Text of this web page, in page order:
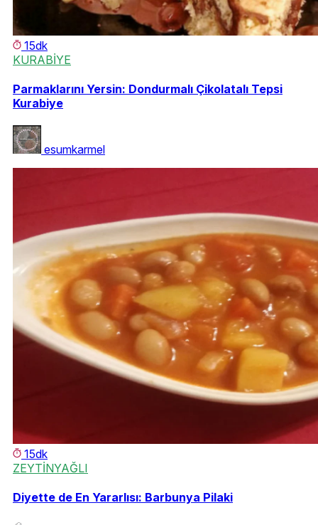
15dk
KURABİYE
Parmaklarını Yersin: Dondurmalı Çikolatalı Tepsi
Kurabiye
esumkarmel
15dk
ZEYTİNYAĞLI
Diyette de En Yararlısı: Barbunya Pilaki